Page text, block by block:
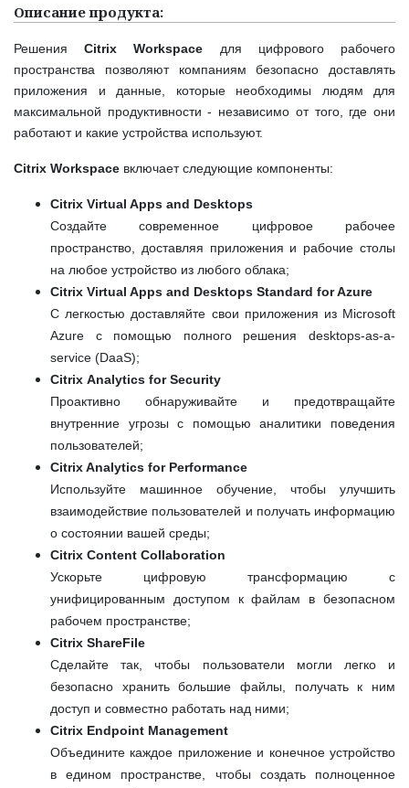
Описание продукта:
РешенияCitrix Workspace для цифрового рабочего
пространства позволяют компаниям безопасно доставлять
приложения и данные, которые необходимы людям для
максимальной продуктивности - независимо от того, где они
работают и какие устройства используют.
Citrix Workspace включает следующие компоненты:
Citrix Virtual Apps and Desktops
Создайте современное цифровое рабочее
пространство, доставляя приложения и рабочие столы
на любое устройство из любого облака;
Citrix Virtual Apps and Desktops Standard for Azure
С легкостью доставляйте свои приложения из Microsoft
Azure с помощью полного решения desktops-as-a-
service (DaaS);
Citrix Analytics for Security
Проактивно обнаруживайте и предотвращайте
внутренние угрозы с помощью аналитики поведения
пользователей;
Citrix Analytics for Performance
Используйте машинное обучение, чтобы улучшить
взаимодействие пользователей и получать информацию
о состоянии вашей среды;
Citrix Content Collaboration
Ускорьте цифровую трансформацию с
унифицированным доступом к файлам в безопасном
рабочем пространстве;
Citrix ShareFile
Сделайте так, чтобы пользователи могли легко и
безопасно хранить большие файлы, получать к ним
доступ и совместно работать над ними;
Citrix Endpoint Management
Объедините каждое приложение и конечное устройство
в едином пространстве, чтобы создать полноценное